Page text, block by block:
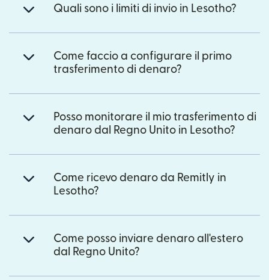
Quali sono i limiti di invio in Lesotho?
Come faccio a configurare il primo
trasferimento di denaro?
Posso monitorare il mio trasferimento di
denaro dal Regno Unito in Lesotho?
Come ricevo denaro da Remitly in
Lesotho?
Come posso inviare denaro all'estero
dal Regno Unito?